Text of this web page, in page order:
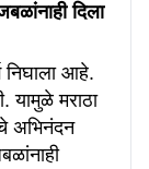
दिला
आहे.
यामुळे मराठा
अभिनंदन